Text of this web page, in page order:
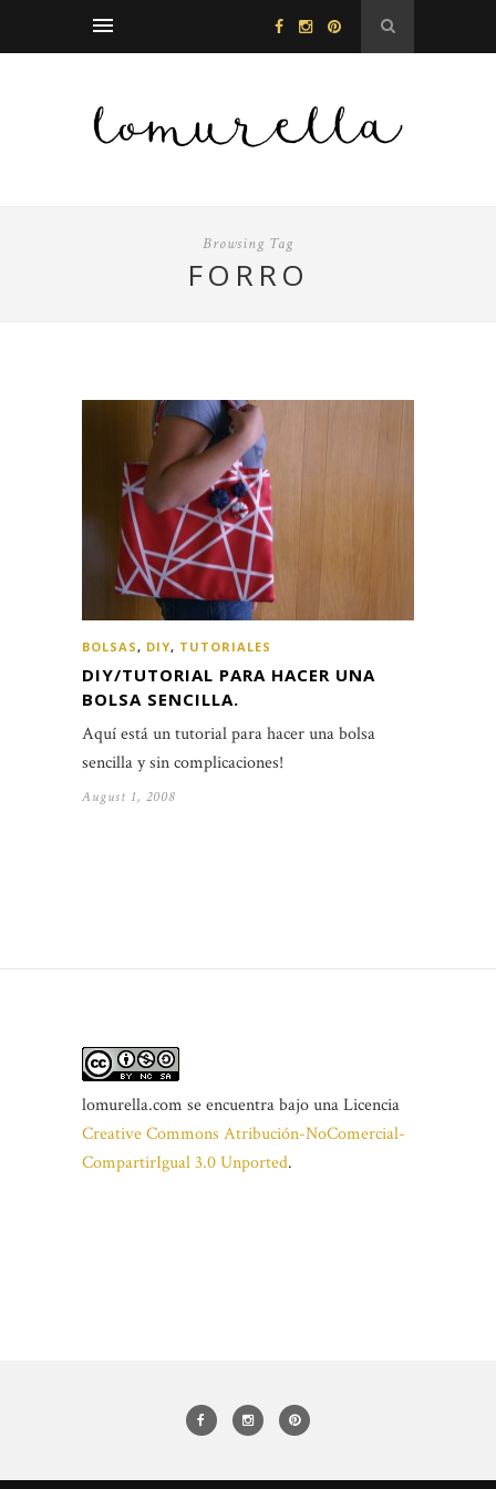
Browsing Tag
FORRO
BOLSAS, DIY, TUTORIALES
DIY/TUTORIAL PARA HACER UNA
BOLSA SENCILLA.
Aquí está un tutorial para hacer una bolsa
sencilla y sin complicaciones!
August 1, 2008
lomurella.com se encuentra bajo una Licencia
Creative Commons Atribución-NoComercial-
CompartirIgual 3.0 Unported.